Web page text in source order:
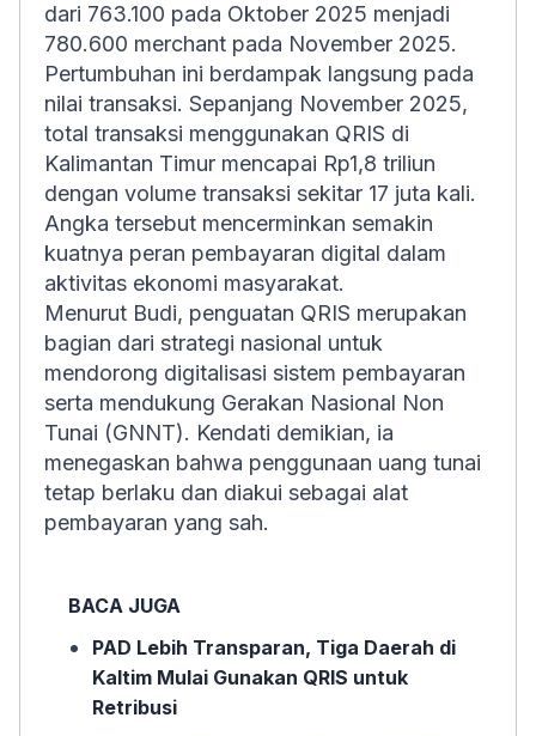
dari 763.100 pada Oktober 2025 menjadi
780.600 merchant pada November 2025.
Pertumbuhan ini berdampak langsung pada
nilai transaksi. Sepanjang November 2025,
total transaksi menggunakan QRIS di
Kalimantan Timur mencapai Rp1,8 triliun
dengan volume transaksi sekitar 17 juta kali.
Angka tersebut mencerminkan semakin
kuatnya peran pembayaran digital dalam
aktivitas ekonomi masyarakat.
Menurut Budi, penguatan QRIS merupakan
bagian dari strategi nasional untuk
mendorong digitalisasi sistem pembayaran
serta mendukung Gerakan Nasional Non
Tunai (GNNT). Kendati demikian, ia
menegaskan bahwa penggunaan uang tunai
tetap berlaku dan diakui sebagai alat
pembayaran yang sah.
BACA JUGA
PAD Lebih Transparan, Tiga Daerah di
Kaltim Mulai Gunakan QRIS untuk
Retribusi